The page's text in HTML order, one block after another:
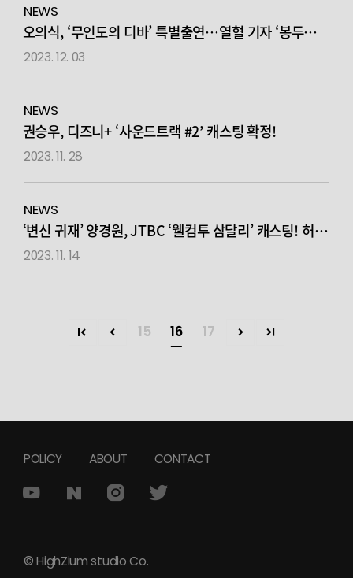
NEWS
오의식, ‘무인도의 디바’ 특별출연…열혈 기자 ‘봉두현’
役 극 긴장감 UP
2023. 12. 03
NEWS
권승우, 디즈니+ ‘사운드트랙 #2’ 캐스팅 확정!
2023. 11. 28
NEWS
‘변신 귀재’ 양경원, JTBC ‘웰컴투 삼달리’ 캐스팅! 허당
매력의 대표로 변신!
2023. 11. 14
15 16 17
POLICY ABOUT CONTACT
© HighZium studio Co.